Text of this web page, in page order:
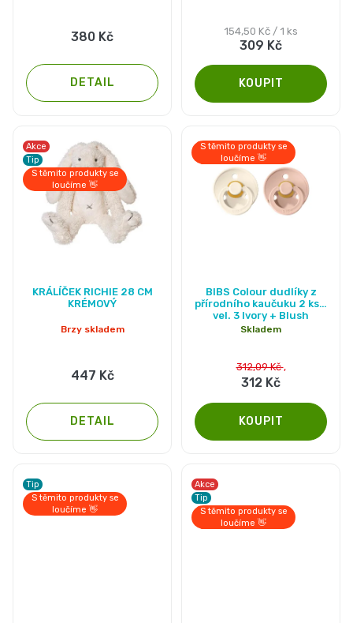
380 Kč
DETAIL
5,0
z
5
hvězdiček.
309 Kč
Měrná
cena:
154,50 Kč / 1 ks
Akce
Tip
S těmito produkty se
loučíme 👋
KRÁLÍČEK RICHIE 28 CM
KRÉMOVÝ
Brzy skladem
447 Kč
DETAIL
S těmito produkty se
loučíme 👋
BIBS Colour dudlíky z
přírodního kaučuku 2 ks -
vel. 3 Ivory + Blush
Skladem
312 Kč
312,09 Kč
Tip
S těmito produkty se
loučíme 👋
Akce
Tip
S těmito produkty se
loučíme 👋